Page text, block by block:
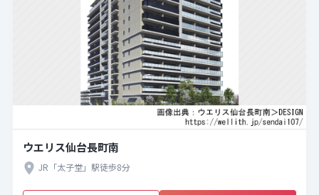
ウエリス仙台長町南
JR「太子堂」駅徒歩8分